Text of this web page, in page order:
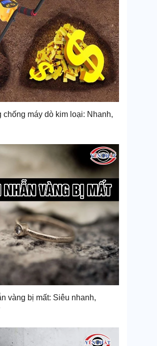
chống máy dò kim loại: Nhanh,
vàng bị mất: Siêu nhanh,